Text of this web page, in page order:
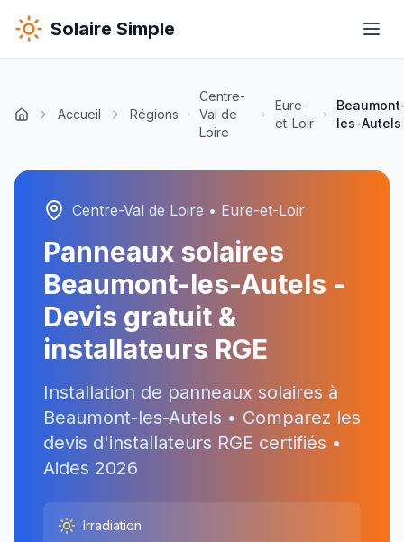
Solaire Simple
Accueil Régions
Centre-
Val de
Loire
Eure-
et-Loir
les-Autels
Centre-Val de Loire • Eure-et-Loir
Panneaux solaires
Beaumont-les-Autels -
Devis gratuit &
installateurs RGE
Installation de panneaux solaires à
Beaumont-les-Autels • Comparez les
devis d'installateurs RGE certifiés •
Aides 2026
Irradiation